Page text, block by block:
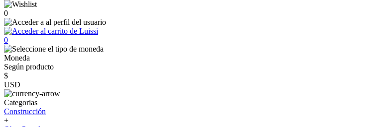
0
0
Moneda
Según producto
$
USD
Categorias
Construcción
+